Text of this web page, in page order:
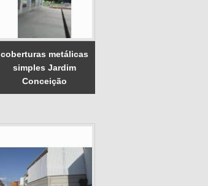
coberturas metálicas
simples Jardim
Conceição